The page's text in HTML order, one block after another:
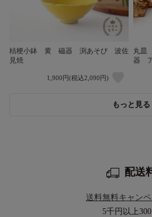
桔梗小鉢 黄 磁器 渕あそび 波佐
見焼
1,900円(税込2,090円)
丸皿
器
もっと見る
配送
送料無料キャン
5千円以上